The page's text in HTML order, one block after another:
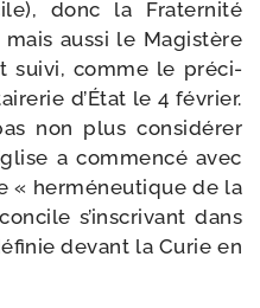
donc la Fraternité
aus­si le Magistère
sui­vi, comme le pré­ci­
d’État le 4 février.
non plus consi­dé­rer
a com­men­cé avec
« her­mé­neu­tique de la
s’inscrivant dans
devant la Curie en